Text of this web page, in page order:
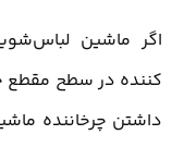
اگر ماشین
کننده در سطح مقطع
داشتن چرخاننده